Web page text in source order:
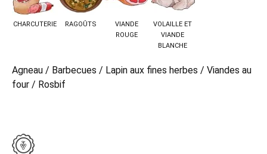
CHARCUTERIE RAGOÛTS
VIANDE
ROUGE
VOLAILLE ET
VIANDE
BLANCHE
Agneau / Barbecues / Lapin aux fines herbes / Viandes au
four / Rosbif